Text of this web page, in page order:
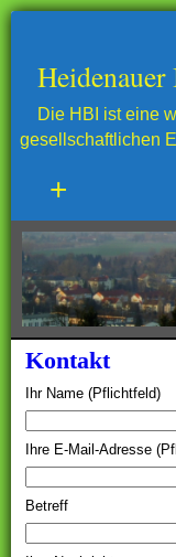
Die HBI ist eine
gesellschaftlichen
+
Kontakt
Ihr Name (Pflichtfeld)
Ihre E-Mail-Adresse
Betreff